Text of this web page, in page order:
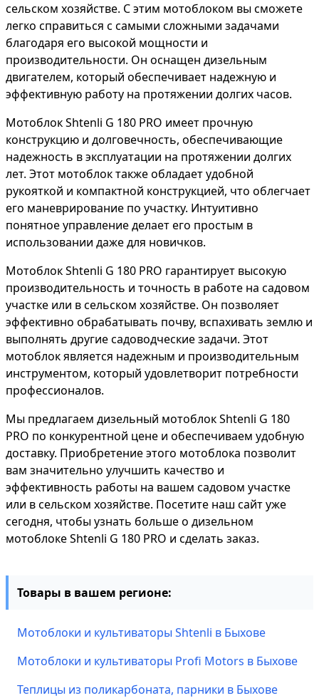
сельском хозяйстве. С этим мотоблоком вы сможете
легко справиться с самыми сложными задачами
благодаря его высокой мощности и
производительности. Он оснащен дизельным
двигателем, который обеспечивает надежную и
эффективную работу на протяжении долгих часов.
Мотоблок Shtenli G 180 PRO имеет прочную
конструкцию и долговечность, обеспечивающие
надежность в эксплуатации на протяжении долгих
лет. Этот мотоблок также обладает удобной
рукояткой и компактной конструкцией, что облегчает
его маневрирование по участку. Интуитивно
понятное управление делает его простым в
использовании даже для новичков.
Мотоблок Shtenli G 180 PRO гарантирует высокую
производительность и точность в работе на садовом
участке или в сельском хозяйстве. Он позволяет
эффективно обрабатывать почву, вспахивать землю и
выполнять другие садоводческие задачи. Этот
мотоблок является надежным и производительным
инструментом, который удовлетворит потребности
профессионалов.
Мы предлагаем дизельный мотоблок Shtenli G 180
PRO по конкурентной цене и обеспечиваем удобную
доставку. Приобретение этого мотоблока позволит
вам значительно улучшить качество и
эффективность работы на вашем садовом участке
или в сельском хозяйстве. Посетите наш сайт уже
сегодня, чтобы узнать больше о дизельном
мотоблоке Shtenli G 180 PRO и сделать заказ.
Товары в вашем регионе:
Мотоблоки и культиваторы Shtenli в Быхове
Мотоблоки и культиваторы Profi Motors в Быхове
Теплицы из поликарбоната, парники в Быхове